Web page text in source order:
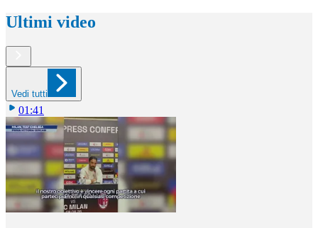
Ultimi video
Vedi tutti
01:41